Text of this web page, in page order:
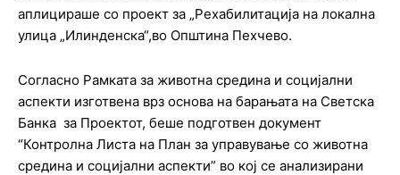
аплицираше со проект за „Рехабилитација на локална
улица „Илинденска“,во Општина Пехчево.
Согласно Рамката за животна средина и социјални
аспекти изготвена врз основа на барањата на Светска
Банка за Проектот, беше подготвен документ
“Контролна Листа на План за управување со животна
средина и социјални аспекти” во кој се анализирани